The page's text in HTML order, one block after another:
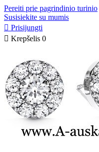
Pereiti prie pagrindinio turinio
Susisiekite su mumis
 Prisijungti
 Krepšelis 0